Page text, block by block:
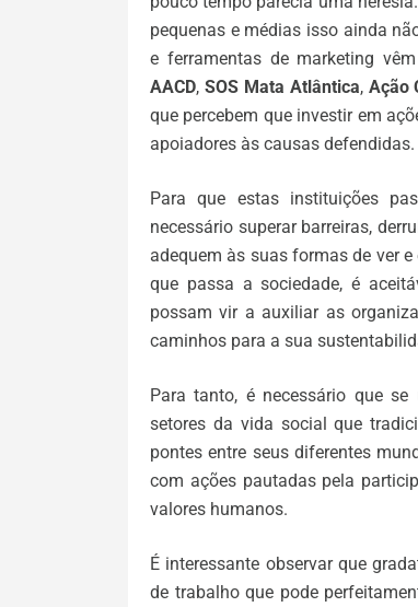
pequenas e médias isso ainda
e ferramentas de marketing
AACD, SOS Mata Atlântica, Ação
que percebem que investir em
apoiadores às causas defendidas.
Para que estas instituições
necessário superar barreiras,
adequem às suas formas de ver
que passa a sociedade, é
possam vir a auxiliar as
caminhos para a sua
Para tanto, é necessário que
setores da vida social que
pontes entre seus diferentes
com ações pautadas pela
valores humanos.
É interessante observar que
de trabalho que pode